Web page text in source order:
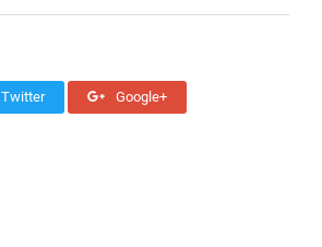
Twitter Google+